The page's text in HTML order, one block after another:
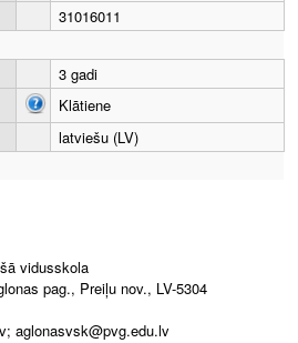
31016011
3 gadi
Klātiene
latviešu (LV)
vidusskola
pag., Preiļu nov., LV-5304
aglonasvsk@pvg.edu.lv